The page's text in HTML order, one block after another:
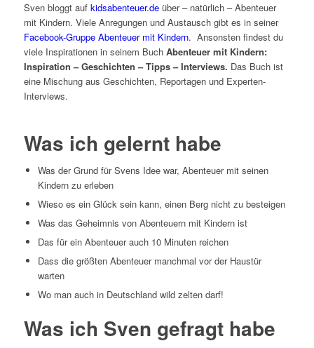
Sven bloggt auf kidsabenteuer.deüber – natürlich – Abenteuer
mit Kindern. Viele Anregungen und Austausch gibt es in seiner
Facebook-Gruppe Abenteuer mit Kindern. Ansonsten findest du
viele Inspirationen in seinem Buch Abenteuer mit Kindern:
Inspiration – Geschichten – Tipps – Interviews. Das Buch ist
eine Mischung aus Geschichten, Reportagen und Experten-
Interviews.
Was ich gelernt habe
Was der Grund für Svens Idee war, Abenteuer mit seinen
Kindern zu erleben
Wieso es ein Glück sein kann, einen Berg nicht zu besteigen
Was das Geheimnis von Abenteuern mit Kindern ist
Das für ein Abenteuer auch 10 Minuten reichen
Dass die größten Abenteuer manchmal vor der Haustür
warten
Wo man auch in Deutschland wild zelten darf!
Was ich Sven gefragt habe